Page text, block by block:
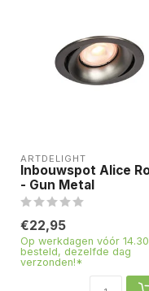
ARTDELIGHT
Inbouwspot Alice
- Gun Metal
€22,95
Op werkdagen vóór 14.30
besteld, dezelfde dag
verzonden!*